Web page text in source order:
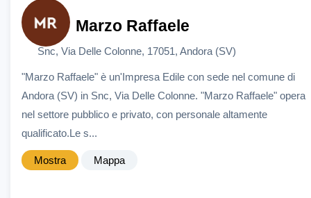
Marzo Raffaele
Snc, Via Delle Colonne, 17051, Andora (SV)
"Marzo Raffaele" è un'Impresa Edile con sede nel comune di
Andora (SV) in Snc, Via Delle Colonne. "Marzo Raffaele" opera
nel settore pubblico e privato, con personale altamente
qualificato.Le s...
Mostra Mappa